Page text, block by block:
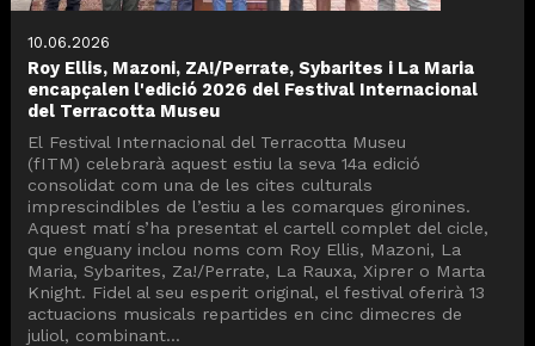
10.06.2026
Roy Ellis, Mazoni, ZA!/Perrate, Sybarites i La Maria
encapçalen l'edició 2026 del Festival Internacional
del Terracotta Museu
El Festival Internacional del Terracotta Museu
(fITM) celebrarà aquest estiu la seva 14a edició
consolidat com una de les cites culturals
imprescindibles de l’estiu a les comarques gironines.
Aquest matí s’ha presentat el cartell complet del cicle,
que enguany inclou noms com Roy Ellis, Mazoni, La
Maria, Sybarites, Za!/Perrate, La Rauxa, Xiprer o Marta
Knight. Fidel al seu esperit original, el festival oferirà 13
actuacions musicals repartides en cinc dimecres de
juliol, combinant...